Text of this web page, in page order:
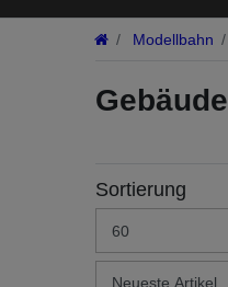
Modellbahn
Gebäude
Sortierung